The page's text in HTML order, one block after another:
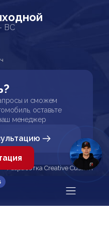
ВС
и сможем
оставьте
менеджер
Разработка Creative Custom